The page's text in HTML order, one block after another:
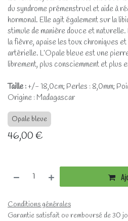
du syndrome prémenstruel et aide à
hormonal. Elle agit également sur la
stimule de manière douce et
la fièvre, apaise les toux chroniques
artérielle. L’Opale bleue est une
librement, plus consciemment et plus
Taille : +/- 18,0cm; Perles : 8,0mm;
Origine : Madagascar
Opale bleue
46,00€
Conditions générales
Garantie satisfait ou remboursé de 30